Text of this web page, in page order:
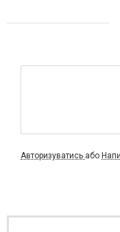
Авторизуватись або